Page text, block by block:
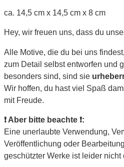
ca. 14,5 cm x 14,5 cm x 8 cm
Hey, wir freuen uns, dass du
Alle Motive, die du bei uns
zum Detail selbst entworfen und
besonders sind, sind sie
Wir hoffen, du hast viel Spaß
mit Freude.
❗ Aber bitte beachte ❗:
Eine unerlaubte Verwendung,
Veröffentlichung oder
geschützter Werke ist leider nicht